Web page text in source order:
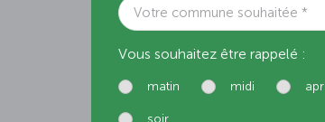
Votre commune souhaitée *
Vous souhaitez être rappelé :
matin midi